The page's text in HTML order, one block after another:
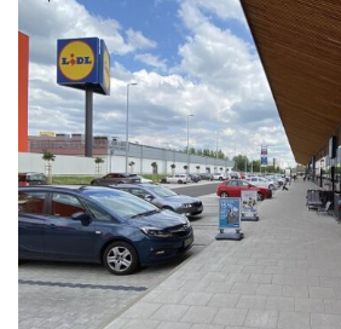
ZDR Investments kupuje